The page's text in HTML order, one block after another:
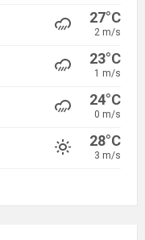
27°C
2 m/s
23°C
1 m/s
24°C
0 m/s
28°C
3 m/s